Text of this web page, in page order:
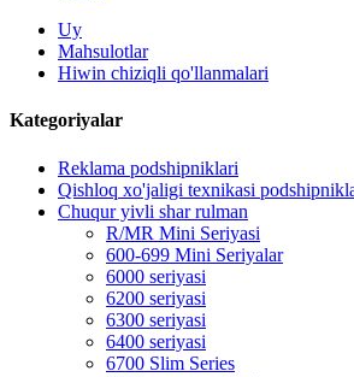
Uy
Mahsulotlar
Hiwin chiziqli qo'llanmalari
Kategoriyalar
Reklama podshipniklari
Qishloq xo'jaligi texnikasi
Chuqur yivli shar rulman
R/MR Mini Seriyasi
600-699 Mini Seriyalar
6000 seriyasi
6200 seriyasi
6300 seriyasi
6400 seriyasi
6700 Slim Series